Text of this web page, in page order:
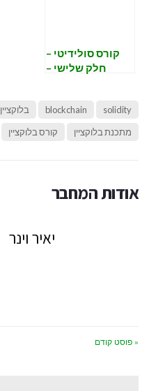
קורס סולידיטי –
חלק שלישי –
blockchain solidity בלוקציין
מתכנת בלוקציין
קורס בלוקציין
אודות המחבר
יאיר וינר
« פוסט קודם